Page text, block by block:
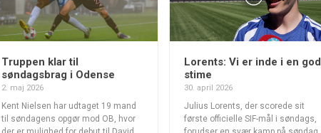
Truppen klar til
søndagsbrag i Odense
2. maj 2026
Kent Nielsen har udtaget 19 mand
til søndagens opgør mod OB, hvor
Lorents: Vi er inde i en god
stime
30. april 2026
Julius Lorents, der scorede sit
første officielle SIF-mål i søndags,